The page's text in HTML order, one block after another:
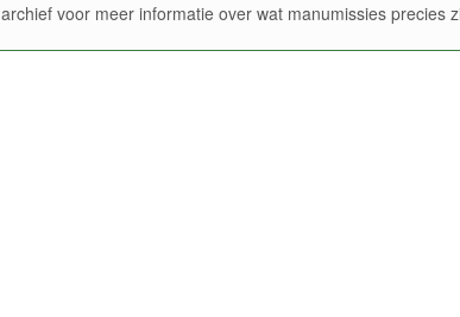
archief voor meer informatie over wat manumissies precies